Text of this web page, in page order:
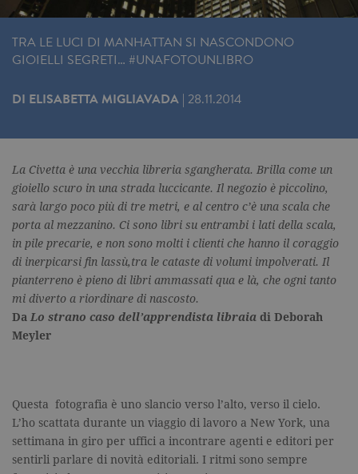
TRA LE LUCI DI MANHATTAN SI NASCONDONO
GIOIELLI SEGRETI… #UNAFOTOUNLIBRO
DI ELISABETTA MIGLIAVADA | 28.11.2014
La Civetta è una vecchia libreria sgangherata. Brilla come un
gioiello scuro in una strada luccicante. Il negozio è piccolino,
sarà largo poco più di tre metri, e al centro c’è una scala che
porta al mezzanino. Ci sono libri su entrambi i lati della scala,
in pile precarie, e non sono molti i clienti che hanno il coraggio
di inerpicarsi fin lassù,tra le cataste di volumi impolverati. Il
pianterreno è pieno di libri ammassati qua e là, che ogni tanto
mi diverto a riordinare di nascosto.
Da Lo strano caso dell’apprendista libraia di Deborah
Meyler
Questa fotografia è uno slancio verso l’alto, verso il cielo.
L’ho scattata durante un viaggio di lavoro a New York, una
settimana in giro per uffici a incontrare agenti e editori per
sentirli parlare di novità editoriali. I ritmi sono sempre